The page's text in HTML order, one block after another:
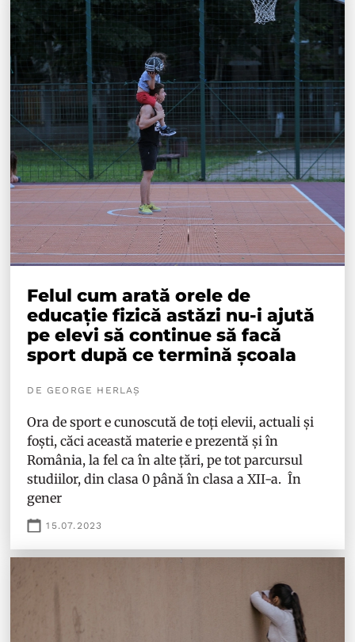
Felul cum arată orele de
educație fizică astăzi nu-i ajută
pe elevi să continue să facă
sport după ce termină școala
DE GEORGE HERLAȘ
Ora de sport e cunoscută de toți elevii, actuali și
foști, căci această materie e prezentă și în
România, la fel ca în alte țări, pe tot parcursul
studiilor, din clasa 0 până în clasa a XII-a. În
gener
15.07.2023